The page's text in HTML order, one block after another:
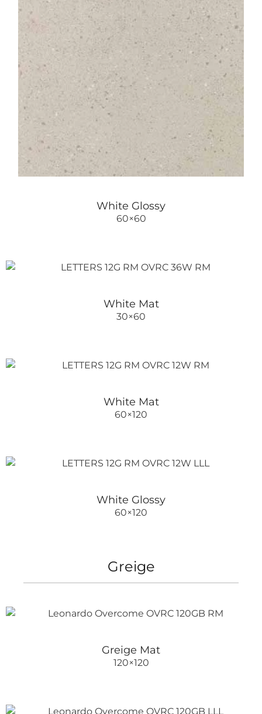
White Glossy
60×60
White Mat
30×60
White Mat
60×120
White Glossy
60×120
Greige
Greige Mat
120×120